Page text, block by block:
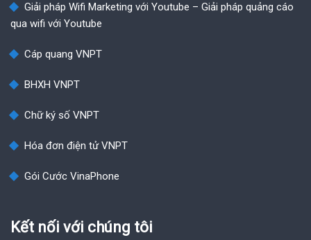
Giải pháp Wifi Marketing với Youtube – Giải pháp quảng cáo
qua wifi với Youtube
Cáp quang VNPT
BHXH VNPT
Chữ ký số VNPT
Hóa đơn điện tử VNPT
Gói Cước VinaPhone
Kết nối với chúng tôi